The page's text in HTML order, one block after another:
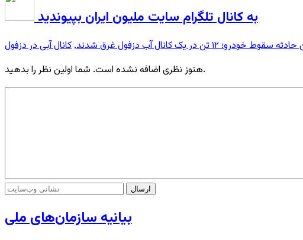
به کانال تلگرام سایت ملیون ایران بپیوندید
خودرو؛ ۱۲ تن در یک کانال آب دزفول غرق شدند , کانال آبی در دزفول
هنوز نظری اضافه نشده است. شما اولین نظر را بدهید.
بیانیه سازمان‌های ملی